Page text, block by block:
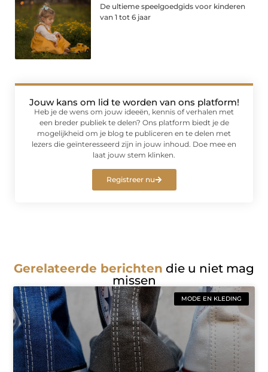
De ultieme speelgoedgids voor kinderen
van 1 tot 6 jaar
Jouw kans om lid te worden van ons platform!
Heb je de wens om jouw ideeën, kennis of verhalen met
een breder publiek te delen? Ons platform biedt je de
mogelijkheid om je blog te publiceren en te delen met
lezers die geïnteresseerd zijn in jouw inhoud. Doe mee en
laat jouw stem klinken.
Registreer nu
Gerelateerde berichten die u niet mag
missen
MODE EN KLEDING